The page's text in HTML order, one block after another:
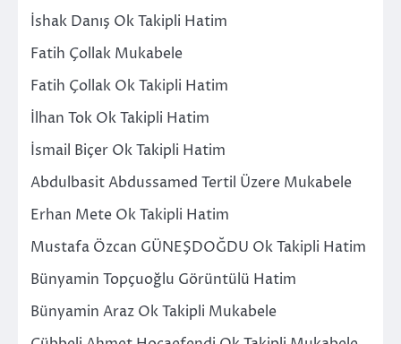
İshak Danış Ok Takipli Hatim
Fatih Çollak Mukabele
Fatih Çollak Ok Takipli Hatim
İlhan Tok Ok Takipli Hatim
İsmail Biçer Ok Takipli Hatim
Abdulbasit Abdussamed Tertil Üzere Mukabele
Erhan Mete Ok Takipli Hatim
Mustafa Özcan GÜNEŞDOĞDU Ok Takipli Hatim
Bünyamin Topçuoğlu Görüntülü Hatim
Bünyamin Araz Ok Takipli Mukabele